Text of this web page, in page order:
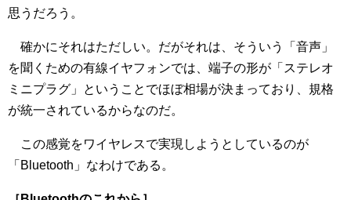
思うだろう。
確かにそれはただしい。だがそれは、そういう「音声」
を聞くための有線イヤフォンでは、端子の形が「ステレオ
ミニプラグ」ということでほぼ相場が決まっており、規格
が統一されているからなのだ。
この感覚をワイヤレスで実現しようとしているのが
「Bluetooth」なわけである。